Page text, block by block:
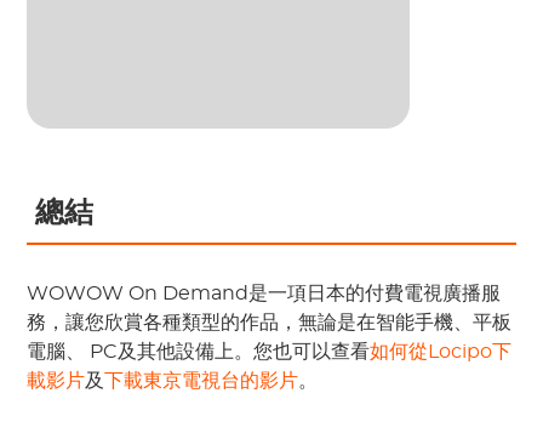
總結
WOWOW On Demand是一項日本的付費電視廣播服
務，讓您欣賞各種類型的作品，無論是在智能手機、平板
電腦、
PC及其他設備上。您也可以查看如何從Locipo下
載影片及 下載東京電視台的影片。